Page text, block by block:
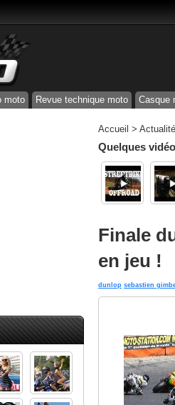
moto Revue technique moto Casque
Accueil >
Quelques
Finale
en jeu !
dunlop sebastien